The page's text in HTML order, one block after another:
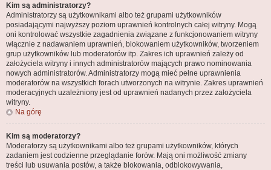
Kim są administratorzy?
Administratorzy są użytkownikami albo też grupami użytkowników
posiadającymi najwyższy poziom uprawnień kontrolnych całej witryny. Mogą
oni kontrolować wszystkie zagadnienia związane z funkcjonowaniem witryny
włącznie z nadawaniem uprawnień, blokowaniem użytkowników, tworzeniem
grup użytkowników lub moderatorów itp. Zakres ich uprawnień zależy od
założyciela witryny i innych administratorów mających prawo nominowania
nowych administratorów. Administratorzy mogą mieć pełne uprawnienia
moderatorów na wszystkich forach utworzonych na witrynie. Zakres uprawnień
moderacyjnych uzależniony jest od uprawnień nadanych przez założyciela
witryny.
Na górę
Kim są moderatorzy?
Moderatorzy są użytkownikami albo też grupami użytkowników, których
zadaniem jest codzienne przeglądanie forów. Mają oni możliwość zmiany
treści lub usuwania postów, a także blokowania, odblokowywania,